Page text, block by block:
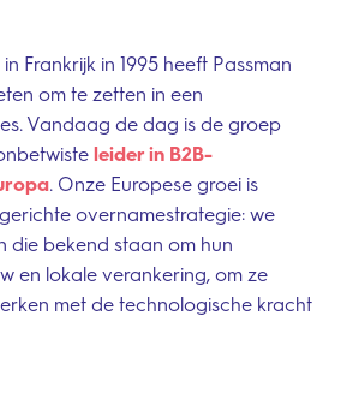
Follow Us
Frankrijk in 1995 heeft Passman
om te zetten in een
Vandaag de dag is de groep
leider in B2B-
. Onze Europese groei is
overnamestrategie: we
die bekend staan om hun
en lokale verankering, om ze
met de technologische kracht